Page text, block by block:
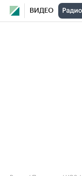
ВИДЕО